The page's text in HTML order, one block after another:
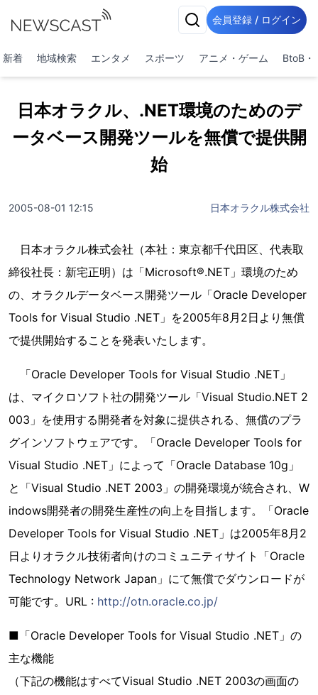
会員登録 / ログイン
新着 地域検索 エンタメ スポーツ アニメ・ゲーム BtoB・
日本オラクル、.NET環境のためのデ
ータベース開発ツールを無償で提供開
始
2005-08-01 12:15 日本オラクル株式会社
日本オラクル株式会社（本社：東京都千代田区、代表取
締役社長：新宅正明）は「Microsoft®.NET」環境のため
の、オラクルデータベース開発ツール「Oracle Developer
Tools for Visual Studio .NET」を2005年8月2日より無償
で提供開始することを発表いたします。
「Oracle Developer Tools for Visual Studio .NET」
は、マイクロソフト社の開発ツール「Visual Studio.NET 2
003」を使用する開発者を対象に提供される、無償のプラ
グインソフトウェアです。「Oracle Developer Tools for
Visual Studio .NET」によって「Oracle Database 10g」
と「Visual Studio .NET 2003」の開発環境が統合され、W
indows開発者の開発生産性の向上を目指します。「Oracle
Developer Tools for Visual Studio .NET」は2005年8月2
日よりオラクル技術者向けのコミュニティサイト「Oracle
Technology Network Japan」にて無償でダウンロードが
可能です。URL : http://otn.oracle.co.jp/
■「Oracle Developer Tools for Visual Studio .NET」の
主な機能
（下記の機能はすべてVisual Studio .NET 2003の画面の